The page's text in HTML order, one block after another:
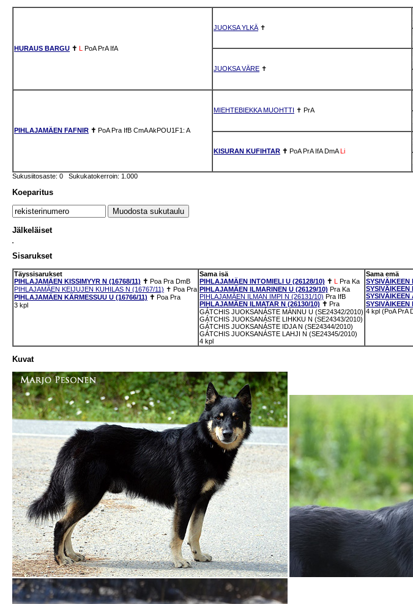
HURAUS BARGU ✝ L PoA PrA IfA
JUOKSA YLKÄ ✝
JUOKSA VÄRE ✝
PIHLAJAMÄEN FAFNIR ✝ PoA Pra IfB CmAAkPOU1F1: A
MIEHTEBIEKKA MUOHTTI ✝ PrA
KISURAN KUFIHTAR ✝ PoA PrA IfA DmA Li
Sukusiitosaste: 0 Sukukatokerroin: 1.000
Koeparitus
Jälkeläiset
Sisarukset
Täyssisarukset
PIHLAJAMÄEN KISSIMYYR N (16768/11) ✝ Poa Pra DmB
PIHLAJAMÄEN KEIJUJEN KUHILAS N (16767/11) ✝ Poa Pra
PIHLAJAMÄEN KÄRMESSUU U (16766/11) ✝ Poa Pra
3 kpl
Sama isä
PIHLAJAMÄEN INTOMIELI U (26128/10) ✝ L Pra Ka
PIHLAJAMÄEN ILMARINEN U (26129/10) Pra Ka
PIHLAJAMÄEN ILMAN IMPI N (26131/10) Pra IfB
PIHLAJAMÄEN ILMATAR N (26130/10) ✝ Pra
GÁTCHIS JUOKSANÁSTE MÁNNU U (SE24342/2010)
GÁTCHIS JUOKSANÁSTE LIHKKU N (SE24343/2010)
GÁTCHIS JUOKSANÁSTE IDJA N (SE24344/2010)
GÁTCHIS JUOKSANÁSTE LAHJI N (SE24345/2010)
4 kpl
Sama emä
SYSIVÄIKEEN
SYSIVÄIKEEN
SYSIVÄIKEEN
4 kpl (PoA PrA
Kuvat